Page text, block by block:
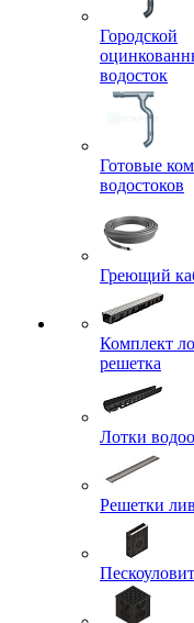
Городской
водосток
Готовые
водостоков
Греющий
Комплект
решетка
Лотки
Решетки